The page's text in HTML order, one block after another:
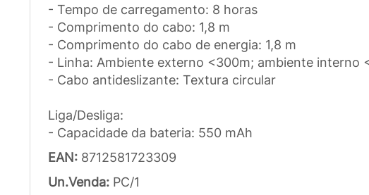
- Tempo de carregamento: 8 horas
- Comprimento do cabo: 1,8 m
- Comprimento do cabo de energia: 1,8 m
- Linha: Ambiente externo <300m; ambiente interno
- Cabo antideslizante: Textura circular
Liga/Desliga:
- Capacidade da bateria: 550 mAh
EAN: 8712581723309
Un.Venda: PC/1